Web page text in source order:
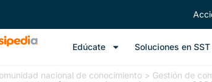
Edúcate Soluciones en SST
nacional de conocimiento > Gestión de